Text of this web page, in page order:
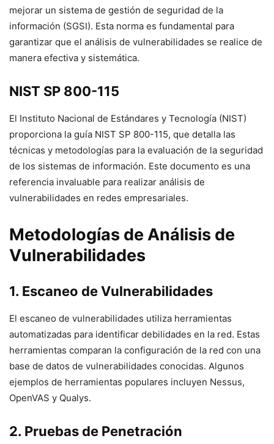
mejorar un sistema de gestión de seguridad de la
información (SGSI). Esta norma es fundamental para
garantizar que el análisis de vulnerabilidades se realice de
manera efectiva y sistemática.
NIST SP 800-115
El Instituto Nacional de Estándares y Tecnología (NIST)
proporciona la guía NIST SP 800-115, que detalla las
técnicas y metodologías para la evaluación de la seguridad
de los sistemas de información. Este documento es una
referencia invaluable para realizar análisis de
vulnerabilidades en redes empresariales.
Metodologías de Análisis de
Vulnerabilidades
1. Escaneo de Vulnerabilidades
El escaneo de vulnerabilidades utiliza herramientas
automatizadas para identificar debilidades en la red. Estas
herramientas comparan la configuración de la red con una
base de datos de vulnerabilidades conocidas. Algunos
ejemplos de herramientas populares incluyen Nessus,
OpenVAS y Qualys.
2. Pruebas de Penetración